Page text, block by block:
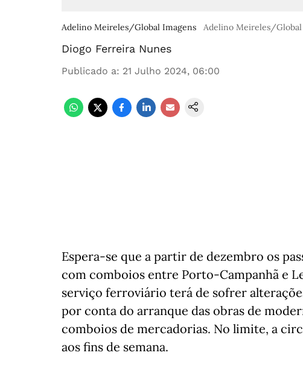
Adelino Meireles/Global Imagens Adelino Meireles/Global
Diogo Ferreira Nunes
Publicado a: 21 Julho 2024, 06:00
Espera-se que a partir de dezembro os
com comboios entre Porto-Campanhã e
serviço ferroviário terá de sofrer
por conta do arranque das obras de
comboios de mercadorias. No limite, a
aos fins de semana.